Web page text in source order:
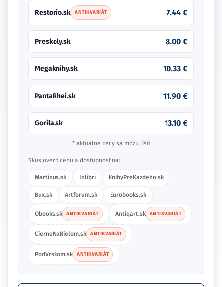
Restorio.sk ANTIKVARIÁT 7.44 €
Preskoly.sk 8.00 €
Megaknihy.sk 10.33 €
PantaRhei.sk 11.90 €
Gorila.sk 13.10 €
* aktuálne ceny sa môžu líšiť
Skús overiť cenu a dostupnosť na:
Martinus.sk Inlibri KnihyPreKazdeho.sk
Bux.sk Artforum.sk Eurobooks.sk
Obooks.sk ANTIKVARIÁT Antiqart.sk ANTIKVARIÁT
CierneNaBielom.sk ANTIKVARIÁT
PodVrskom.sk ANTIKVARIÁT